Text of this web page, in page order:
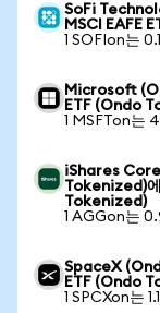
SoFi
MSCI EAFE
1 SOFIon는
Microsoft
ETF (Ondo
1 MSFTon는
iShares
Tokenized)
Tokenized)
1 AGGon는
SpaceX
ETF (Ondo
1 SPCXon는